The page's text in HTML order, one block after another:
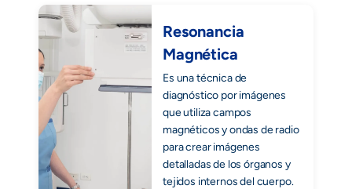
Resonancia
Magnética
Es una técnica de
diagnóstico por imágenes
que utiliza campos
magnéticos y ondas de radio
para crear imágenes
detalladas de los órganos y
tejidos internos del cuerpo.